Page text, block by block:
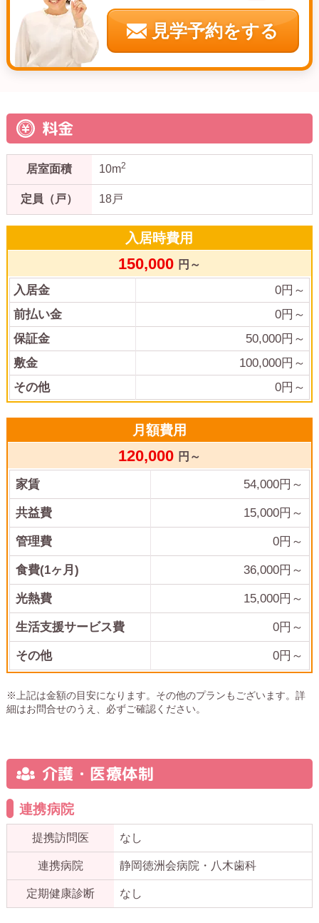
見学予約をする
料金
居室面積 10m2
定員（戸） 18戸
入居時費用
150,000 円～
入居金 0円～
前払い金
0円～
保証金
50,000円～
敷金
100,000円～
その他
0円～
月額費用
120,000 円～
家賃 54,000円～
共益費 15,000円～
管理費 0円～
食費(1ヶ月) 36,000円～
光熱費 15,000円～
生活支援サービス費 0円～
その他 0円～
※上記は金額の目安になります。その他のプランもございます。詳
細はお問合せのうえ、必ずご確認ください。
介護・医療体制
連携病院
提携訪問医 なし
連携病院 静岡徳洲会病院・八木歯科
定期健康診断 なし